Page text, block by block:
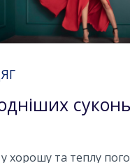
хорошу та теплу